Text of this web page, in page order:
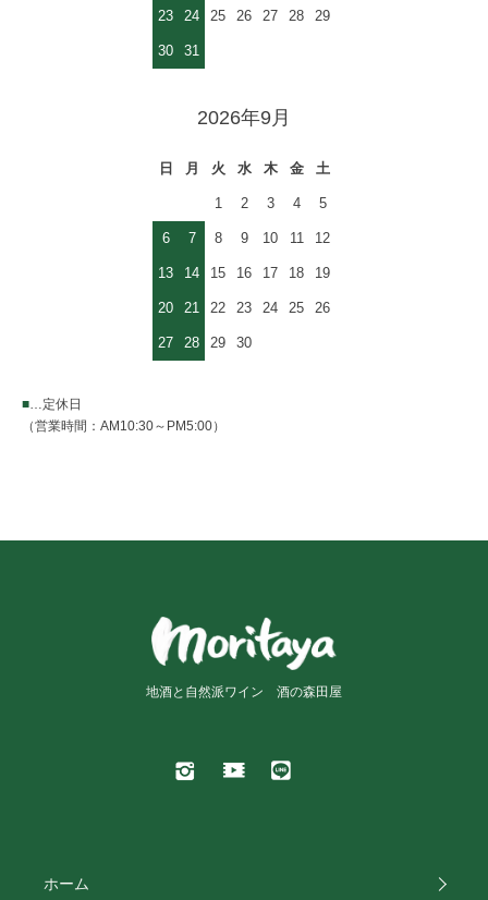
23 24 25 26 27 28 29
30 31
2026年9月
日 月 火 水 木 金 土
1 2 3 4 5
6 7 8 9 10 11 12
13 14 15 16 17 18 19
20 21 22 23 24 25 26
27 28 29 30
■ …定休日
（営業時間：AM10:30～PM5:00）
地酒と自然派ワイン 酒の森田屋
ホーム